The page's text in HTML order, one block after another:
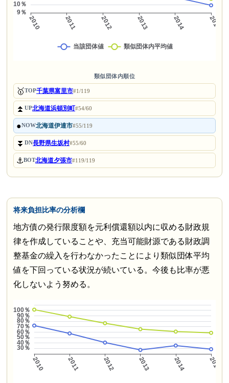
類似団体内順位
🥇TOP千葉県富里市#1/119
⏫UP北海道浜頓別町#54/60
●NOW北海道伊達市#55/119
⏬DN長野県生坂村#55/60
⚓BOT北海道夕張市#119/119
将来負担比率の分析欄
地方債の発行限度額を元利償還額以内に収める財政規
律を作成していることや、充当可能財源である財政調
整基金の繰入を行わなかったことにより類似団体平均
値を下回っている状況が続いている。今後も比率が悪
化しないよう努める。